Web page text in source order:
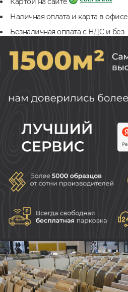
Наличная оплата и карта в офисе
Безналичная оплата с НДС и без